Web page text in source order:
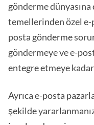
gönderme
temellerinden özel e-
posta gönderme
göndermeye ve e-
entegre etmeye
Ayrıca e-posta
şekilde